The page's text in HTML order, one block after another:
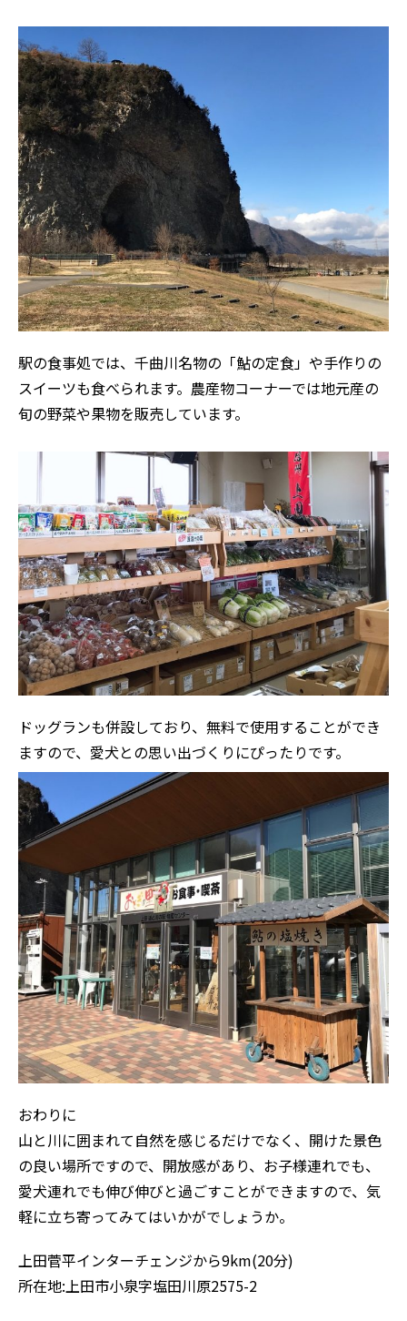
駅の食事処では、千曲川名物の「鮎の定食」や手作りの
スイーツも食べられます。農産物コーナーでは地元産の
旬の野菜や果物を販売しています。
ドッグランも併設しており、無料で使用することができ
ますので、愛犬との思い出づくりにぴったりです。
おわりに
山と川に囲まれて自然を感じるだけでなく、開けた景色
の良い場所ですので、開放感があり、お子様連れでも、
愛犬連れでも伸び伸びと過ごすことができますので、気
軽に立ち寄ってみてはいかがでしょうか。
上田菅平インターチェンジから9km(20分)
所在地:上田市小泉字塩田川原2575-2